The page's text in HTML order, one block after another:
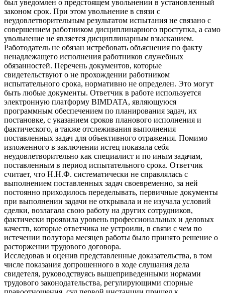
был уведомлен о предстоящем увольнении в установленный
законом срок. При этом увольнение в связи с
неудовлетворительным результатом испытания не связано с
совершением работником дисциплинарного проступка, а само
увольнение не является дисциплинарным взысканием.
Работодатель не обязан истребовать объяснения по факту
ненадлежащего исполнения работников служебных
обязанностей. Перечень документов, которые
свидетельствуют о не прохождении работником
испытательного срока, нормативно не определен. Это могут
быть любые документы. Ответчик в работе используется
электронную платформу BIMDATA, являющуюся
программным обеспечением по планирования задач, их
постановке, с указанием сроков планового исполнения и
фактического, а также отслеживания выполнения
поставленных задач для объективного отражения. Помимо
изложенного в заключении истец показала себя
неудовлетворительно как специалист и по иным задачам,
поставленным в период испытательного срока. Ответчик
считает, что Н.Н.Ф. систематически не справлялась с
выполнением поставленных задач своевременно, за ней
постоянно приходилось переделывать, первичные документы
при выполнении задачи не открывала и не изучала условий
сделки, возлагала свою работу на других сотрудников,
фактически проявила уровень профессиональных и деловых
качеств, которые ответчика не устроили, в связи с чем по
истечении полутора месяцев работы было принято решение о
расторжении трудового договора.
Исследовав и оценив представленные доказательства, в том
числе показания допрошенного в ходе слушания дела
свидетеля, руководствуясь вышеприведенными нормами
трудового законодательства, регулирующими спорные